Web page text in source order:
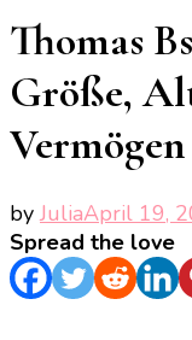
Thomas
Größe,
Vermögen
byJuliaApril 19,
Spread the love